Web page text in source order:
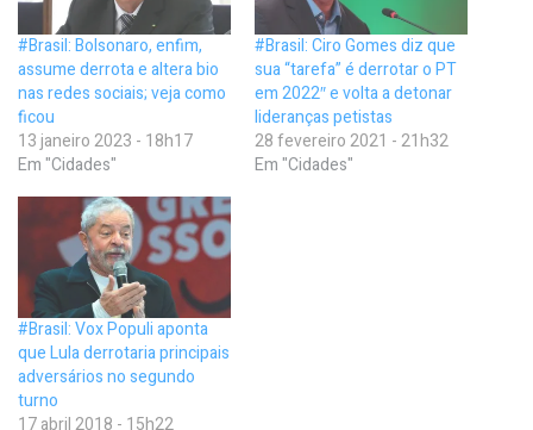
#Brasil: Bolsonaro, enfim,
assume derrota e altera bio
nas redes sociais; veja como
ficou
13 janeiro 2023 - 18h17
Em "Cidades"
#Brasil: Ciro Gomes diz que
sua “tarefa” é derrotar o PT
em 2022″ e volta a detonar
lideranças petistas
28 fevereiro 2021 - 21h32
Em "Cidades"
#Brasil: Vox Populi aponta
que Lula derrotaria principais
adversários no segundo
turno
17 abril 2018 - 15h22